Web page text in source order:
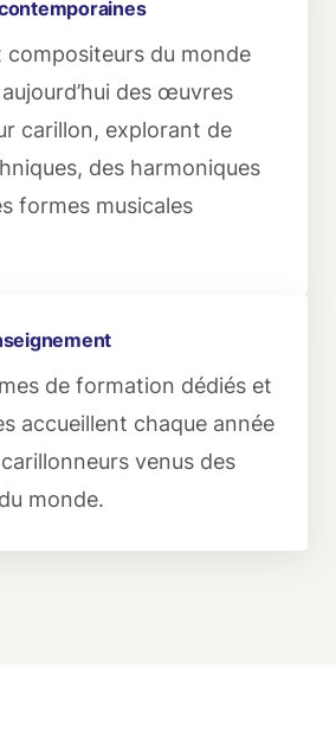
compositeurs du monde
des œuvres
carillon, explorant de
des harmoniques
formes musicales
de formation dédiés et
accueillent chaque année
venus des
monde.